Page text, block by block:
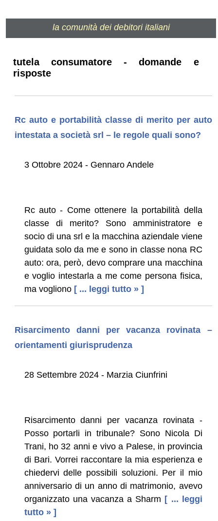
la comunità dei debitori italiani
tutela consumatore - domande e
risposte
Rc auto e portabilità classe di merito per auto
intestata a società srl – le regole quali sono?
3 Ottobre 2024 - Gennaro Andele
Rc auto - Come ottenere la portabilità della
classe di merito? Sono amministratore e
socio di una srl e la macchina aziendale viene
guidata solo da me e sono in classe nona RC
auto: ora, però, devo comprare una macchina
e voglio intestarla a me come persona fisica,
ma vogliono [ ... leggi tutto » ]
Risarcimento danni per vacanza rovinata –
orientamenti giurisprudenza
28 Settembre 2024 - Marzia Ciunfrini
Risarcimento danni per vacanza rovinata -
Posso portarli in tribunale? Sono Nicola Di
Trani, ho 32 anni e vivo a Palese, in provincia
di Bari. Vorrei raccontare la mia esperienza e
chiedervi delle possibili soluzioni. Per il mio
anniversario di un anno di matrimonio, avevo
organizzato una vacanza a Sharm [ ... leggi
tutto » ]